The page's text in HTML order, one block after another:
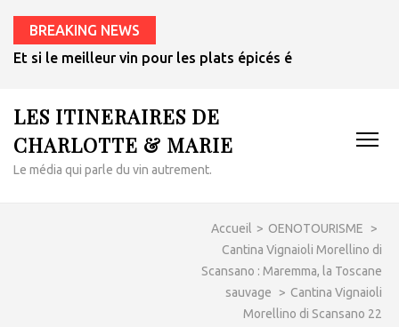
BREAKING NEWS
Et si le meilleur vin pour les plats épicés était un rosé de
LES ITINERAIRES DE
CHARLOTTE & MARIE
Le média qui parle du vin autrement.
Accueil > OENOTOURISME
>
Cantina Vignaioli Morellino di
Scansano : Maremma, la Toscane
sauvage
> Cantina Vignaioli
Morellino di Scansano 22